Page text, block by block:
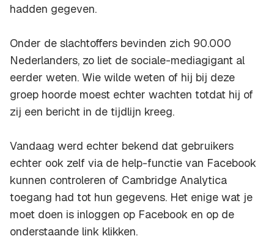
hadden gegeven.
Onder de slachtoffers bevinden zich 90.000
Nederlanders, zo liet de sociale-mediagigant al
eerder weten. Wie wilde weten of hij bij deze
groep hoorde moest echter wachten totdat hij of
zij een bericht in de tijdlijn kreeg.
Vandaag werd echter bekend dat gebruikers
echter ook zelf via de help-functie van Facebook
kunnen controleren of Cambridge Analytica
toegang had tot hun gegevens. Het enige wat je
moet doen is inloggen op Facebook en op de
onderstaande link klikken.